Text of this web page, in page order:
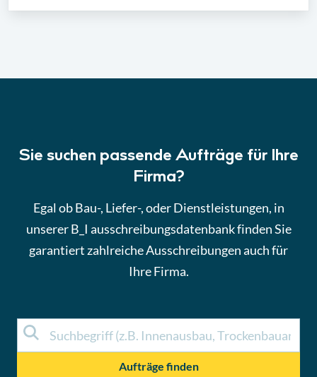
Sie suchen passende Aufträge für Ihre
Firma?
Egal ob Bau-, Liefer-, oder Dienstleistungen, in
unserer B_I ausschreibungsdatenbank finden Sie
garantiert zahlreiche Ausschreibungen auch für
Ihre Firma.
Aufträge finden